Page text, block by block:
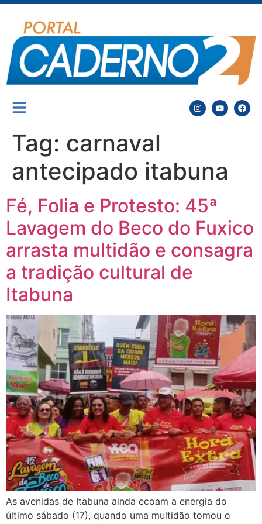
Tag: carnaval
antecipado itabuna
Fé, Folia e Protesto: 45ª
Lavagem do Beco do Fuxico
arrasta multidão e consagra
a tradição cultural de
Itabuna
As avenidas de Itabuna ainda ecoam a energia do
último sábado (17), quando uma multidão tomou o